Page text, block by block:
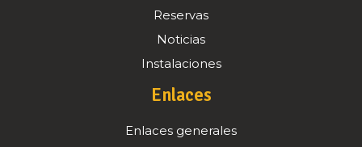
Reservas
Noticias
Instalaciones
Enlaces
Enlaces generales